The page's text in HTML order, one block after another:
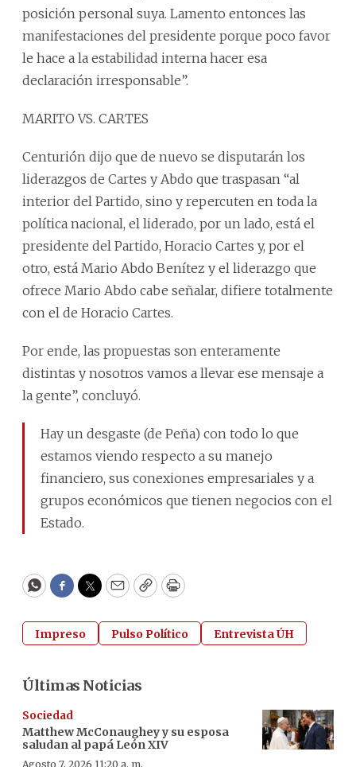
posición personal suya. Lamento entonces las
manifestaciones del presidente porque poco favor
le hace a la estabilidad interna hacer esa
declaración irresponsable”.
MARITO VS. CARTES
Centurión dijo que de nuevo se disputarán los
liderazgos de Cartes y Abdo que traspasan “al
interior del Partido, sino y repercuten en toda la
política nacional, el liderado, por un lado, está el
presidente del Partido, Horacio Cartes y, por el
otro, está Mario Abdo Benítez y el liderazgo que
ofrece Mario Abdo cabe señalar, difiere totalmente
con el de Horacio Cartes.
Por ende, las propuestas son enteramente
distintas y nosotros vamos a llevar ese mensaje a
la gente”, concluyó.
Hay un desgaste (de Peña) con todo lo que
estamos viendo respecto a su manejo
financiero, sus conexiones empresariales y a
grupos económicos que tienen negocios con el
Estado.
WhatsApp
Facebook
Twitter
EmailCopyPrint
Impreso Pulso Político Entrevista ÚH
Últimas Noticias
Sociedad
Matthew McConaughey y su esposa
saludan al papá León XIV
Agosto 7, 2026 11:20 a. m.